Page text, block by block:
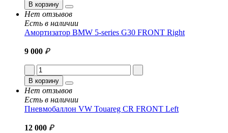
В корзину
Нет отзывов
Есть в наличии
Амортизатор BMW 5-series G30 FRONT Right
9 000 ₽
В корзину
Нет отзывов
Есть в наличии
Пневмобаллон VW Touareg CR FRONT Left
12 000 ₽